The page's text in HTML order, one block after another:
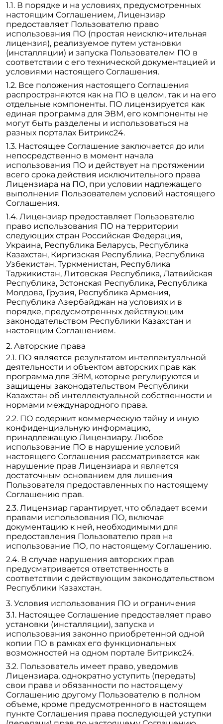
В порядке и на условиях, предусмотренных
настоящим Соглашением, Лицензиар
предоставляет Пользователю право
использования ПО (простая неисключительная
лицензия), реализуемое путем установки
(инсталляции) и запуска Пользователем ПО в
соответствии с его технической документацией и
условиями настоящего Соглашения.
Все положения настоящего Соглашения
распространяются как на ПО в целом, так и на его
отдельные компоненты. ПО лицензируется как
единая программа для ЭВМ, его компоненты не
могут быть разделены и использоваться на
разных порталах Битрикс24.
Настоящее Соглашение заключается до или
непосредственно в момент начала
использования ПО и действует на протяжении
всего срока действия исключительного права
Лицензиара на ПО, при условии надлежащего
выполнения Пользователем условий настоящего
Соглашения.
Лицензиар предоставляет Пользователю
право использования ПО на территории
следующих стран Российская Федерация,
Украина, Республика Беларусь, Республика
Казахстан, Киргизская Республика, Республика
Узбекистан, Туркменистан, Республика
Таджикистан, Литовская Республика, Латвийская
Республика, Эстонская Республика, Республика
Молдова, Грузия, Республика Армения,
Республика Азербайджан на условиях и в
порядке, предусмотренных действующим
законодательством Республики Казахстан и
настоящим Соглашением.
Авторские права
ПО является результатом интеллектуальной
деятельности и объектом авторских прав как
программа для ЭВМ, которые регулируются и
защищены законодательством Республики
Казахстан об интеллектуальной собственности и
нормами международного права.
ПО содержит коммерческую тайну и иную
конфиденциальную информацию,
принадлежащую Лицензиару. Любое
использование ПО в нарушение условий
настоящего Соглашения рассматривается как
нарушение прав Лицензиара и является
достаточным основанием для лишения
Пользователя предоставленных по настоящему
Соглашению прав.
Лицензиар гарантирует, что обладает всеми
правами использования ПО, включая
документацию к ней, необходимыми для
предоставления Пользователю прав на
использование ПО, по настоящему Соглашению.
В случае нарушения авторских прав
предусматривается ответственность в
соответствии с действующим законодательством
Республики Казахстан.
Условия использования ПО и ограничения
Настоящее Соглашение предоставляет право
установки (инсталляции), запуска и
использования законно приобретенной одной
копии ПО в рамках его функциональных
возможностей на одном портале Битрикс24.
Пользователь имеет право, уведомив
Лицензиара, однократно уступить (передать)
свои права и обязанности по настоящему
Соглашению другому Пользователю в полном
объеме, кроме предусмотренного в настоящем
пункте Соглашения права последующей уступки